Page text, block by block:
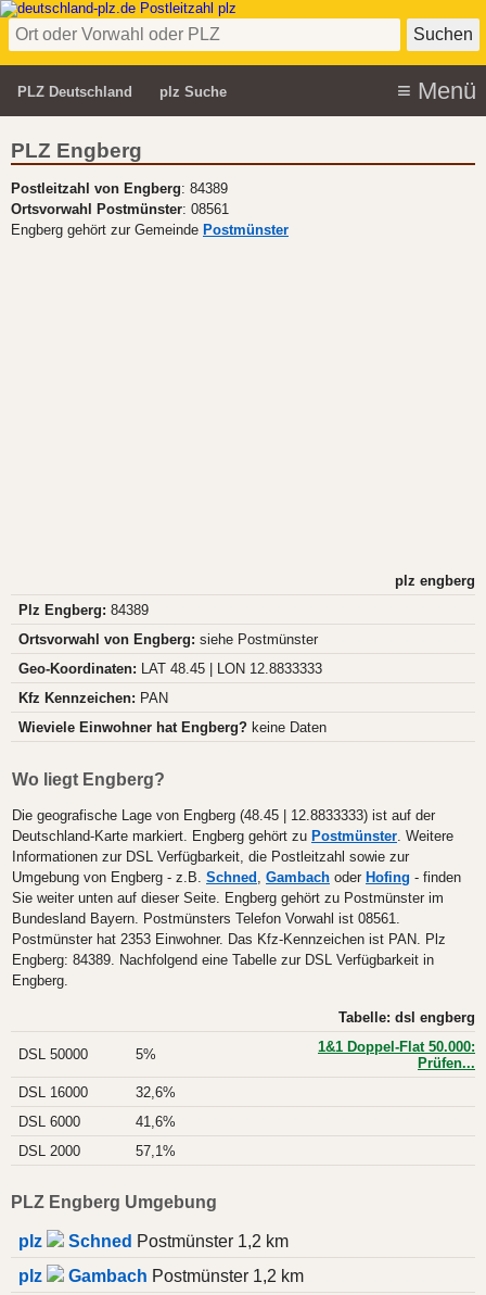
PLZ Deutschland plz Suche
PLZ Engberg
Postleitzahl von Engberg: 84389
Ortsvorwahl Postmünster: 08561
Engberg gehört zur Gemeinde Postmünster
plz engberg
Plz Engberg: 84389
Ortsvorwahl von Engberg: siehe Postmünster
Geo-Koordinaten: LAT 48.45 | LON 12.8833333
Kfz Kennzeichen: PAN
Wieviele Einwohner hat Engberg? keine Daten
Wo liegt Engberg?
Die geografische Lage von Engberg (48.45 | 12.8833333) ist auf der
Deutschland-Karte markiert. Engberg gehört zu Postmünster. Weitere
Informationen zur DSL Verfügbarkeit, die Postleitzahl sowie zur
Umgebung von Engberg - z.B. Schned , Gambach oder Hofing - finden
Sie weiter unten auf dieser Seite. Engberg gehört zu Postmünster im
Bundesland Bayern. Postmünsters Telefon Vorwahl ist 08561.
Postmünster hat 2353 Einwohner. Das Kfz-Kennzeichen ist PAN. Plz
Engberg: 84389. Nachfolgend eine Tabelle zur DSL Verfügbarkeit in
Engberg.
Tabelle: dsl engberg
DSL 50000 5%
1&1 Doppel-Flat 50.000:
Prüfen...
DSL 16000
32,6%
DSL 6000
41,6%
DSL 2000
57,1%
PLZ Engberg Umgebung
plz Schned Postmünster 1,2 km
plz
Gambach Postmünster 1,2 km